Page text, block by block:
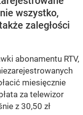
wszystko,
zaległości
abonamentu RTV,
miesięcznie
za telewizor
z 30,50 zł